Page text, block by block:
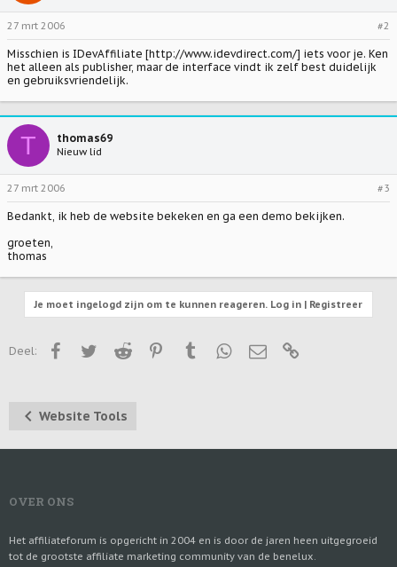
27 mrt 2006 #2
Misschien is IDevAffiliate [http://www.idevdirect.com/] iets voor je. Ken
het alleen als publisher, maar de interface vindt ik zelf best duidelijk
en gebruiksvriendelijk.
T thomas69
Nieuw lid
27 mrt 2006 #3
Bedankt, ik heb de website bekeken en ga een demo bekijken.
groeten,
thomas
Je moet ingelogd zijn om te kunnen reageren. Log in | Registreer
Deel: FacebookTwitterReddit PinterestTumblrWhatsApp
E-mail
Website Tools
OVER ONS
Het affiliateforum is opgericht in 2004 en is door de jaren heen uitgegroeid
tot de grootste affiliate marketing community van de benelux.